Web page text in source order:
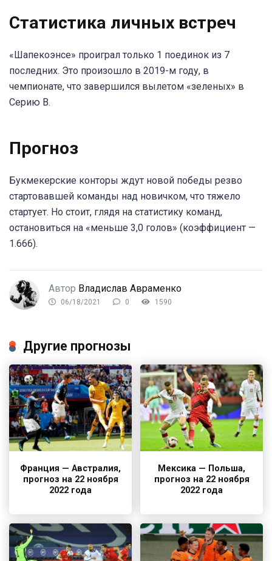
Статистика личных встреч
«Шапекоэнсе» проиграл только 1 поединок из 7
последних. Это произошло в 2019-м году, в
чемпионате, что завершился вылетом «зеленых» в
Серию В.
Прогноз
Букмекерские конторы ждут новой победы резво
стартовавшей команды над новичком, что тяжело
стартует. Но стоит, глядя на статистику команд,
остановиться на «меньше 3,0 голов» (коэффициент —
1.666).
Автор Владислав Авраменко
06/18/2021 0 1590
Другие прогнозы
Франция — Австралия,
прогноз на 22 ноября
2022 года
Мексика — Польша,
прогноз на 22 ноября
2022 года